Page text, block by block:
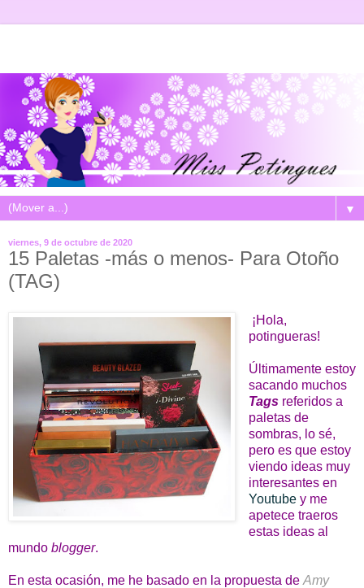
▼
viernes, 9 de octubre de 2020
15 Paletas -más o menos- Para Otoño
(TAG)
¡Hola,
potingueras!
Últimamente estoy
sacando muchos
Tagsreferidos a
paletas de
sombras, lo sé,
pero es que estoy
viendo ideas muy
interesantes en
Youtubey me
apetece traeros
estas ideas al
mundo blogger.
En esta ocasión, me he basado en la propuesta de Amy